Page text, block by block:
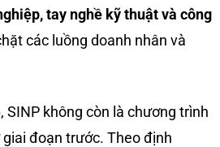
tay nghề kỹ thuật và công
các luồng doanh nhân và
SINP không còn là chương trình
giai đoạn trước. Theo định